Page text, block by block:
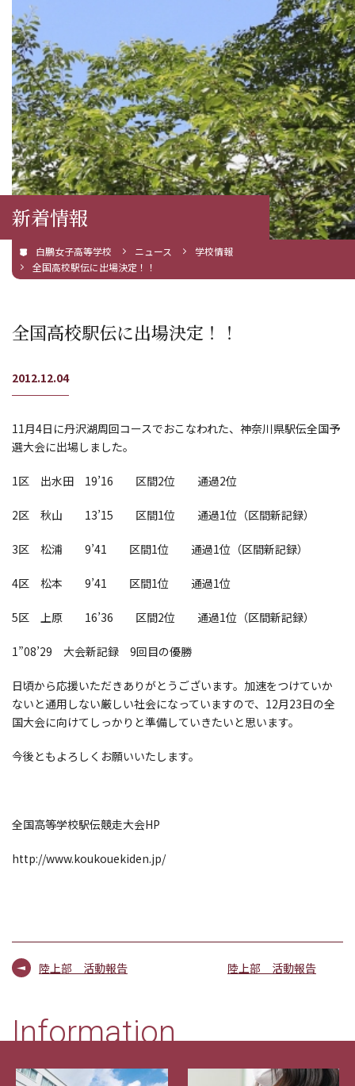
新着情報
白鵬女子高等学校 ニュース
学校情報
全国高校駅伝に出場決定！！
全国高校駅伝に出場決定！！
2012.12.04
11月4日に丹沢湖周回コースでおこなわれた、神奈川県駅伝全国予
選大会に出場しました。
1区 出水田 19’16 区間2位 通過2位
2区 秋山 13’15 区間1位 通過1位（区間新記録）
3区 松浦 9’41 区間1位 通過1位（区間新記録）
4区 松本 9’41 区間1位 通過1位
5区 上原 16’36 区間2位 通過1位（区間新記録）
1”08’29 大会新記録 9回目の優勝
日頃から応援いただきありがとうございます。加速をつけていか
ないと通用しない厳しい社会になっていますので、12月23日の全
国大会に向けてしっかりと準備していきたいと思います。
今後ともよろしくお願いいたします。
全国高等学校駅伝競走大会HP
http://www.koukouekiden.jp/
陸上部 活動報告 陸上部 活動報告
Information